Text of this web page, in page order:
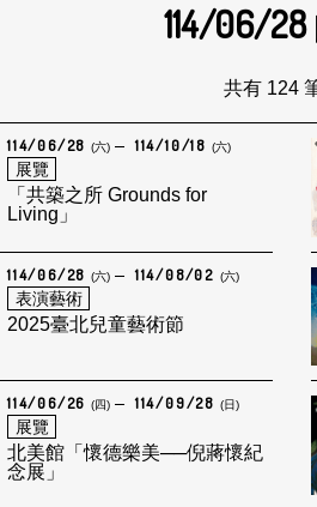
114/06/28
共有 124
114/06/28 (六) 114/10/18 (六)
展覽
「共築之所 Grounds for
Living」
114/06/28 (六) 114/08/02 (六)
表演藝術
2025臺北兒童藝術節
114/06/26 (四) 114/09/28 (日)
展覽
北美館「懷德樂美──倪蔣懷紀
念展」